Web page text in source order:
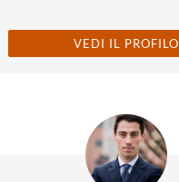
VEDI IL PROFILO